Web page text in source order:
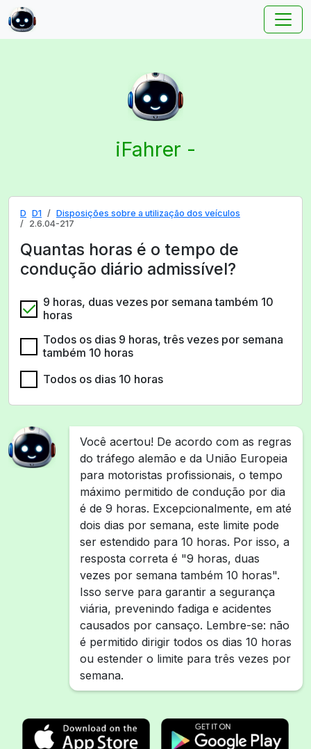
iFahrer -
D D1
Disposições sobre a utilização dos veículos
2.6.04-217
Quantas horas é o tempo de
condução diário admissível?
9 horas, duas vezes por semana também 10
horas
Todos os dias 9 horas, três vezes por semana
também 10 horas
Todos os dias 10 horas
Você acertou! De acordo com as regras
do tráfego alemão e da União Europeia
para motoristas profissionais, o tempo
máximo permitido de condução por dia
é de 9 horas. Excepcionalmente, em até
dois dias por semana, este limite pode
ser estendido para 10 horas. Por isso, a
resposta correta é "9 horas, duas
vezes por semana também 10 horas".
Isso serve para garantir a segurança
viária, prevenindo fadiga e acidentes
causados por cansaço. Lembre-se: não
é permitido dirigir todos os dias 10 horas
ou estender o limite para três vezes por
semana.